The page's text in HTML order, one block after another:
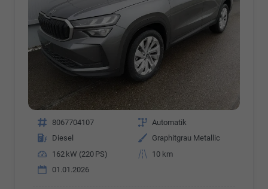
Fahrzeugnr. 8067704107 Getriebe Automatik
Kraftstoff
Diesel Außenfarbe
Graphitgrau Metallic
Leistung
162 kW (220 PS) Kilometerstand
10 km
01.01.2026